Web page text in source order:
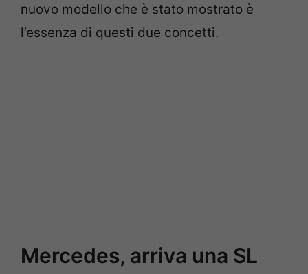
nuovo modello che è stato mostrato è
l’essenza di questi due concetti.
Mercedes, arriva una SL